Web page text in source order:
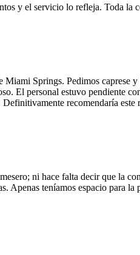
y el servicio lo refleja. Toda la
Springs. Pedimos caprese
El personal estuvo pendiente
recomendaría este
ni hace falta decir que la
Apenas teníamos espacio para la